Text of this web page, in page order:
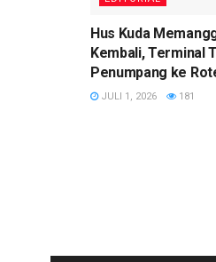
Hus Kuda
Kembali, Terminal
Penumpang ke
JULI 1, 2026 181